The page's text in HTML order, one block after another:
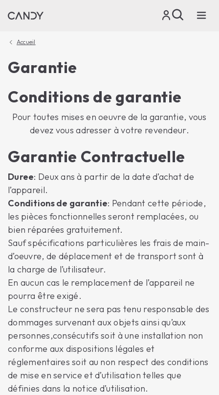
Accueil
Garantie
Conditions de garantie
Pour toutes mises en oeuvre de la garantie, vous
devez vous adresser à votre revendeur.
Garantie Contractuelle
Duree: Deux ans à partir de la date d’achat de
l’appareil.
Conditions de garantie: Pendant cette période,
les pièces fonctionnelles seront remplacées, ou
bien réparées gratuitement.
Sauf spécifications particulières les frais de main-
d’oeuvre, de déplacement et de transport sont à
la charge de l’utilisateur.
En aucun cas le remplacement de l’appareil ne
pourra être exigé.
Le constructeur ne sera pas tenu responsable des
dommages survenant aux objets ainsi qu’aux
personnes,consécutifs soit à une installation non
conforme aux dispositions légales et
réglementaires soit au non respect des conditions
de mise en service et d’utilisation telles que
définies dans la notice d’utilisation.